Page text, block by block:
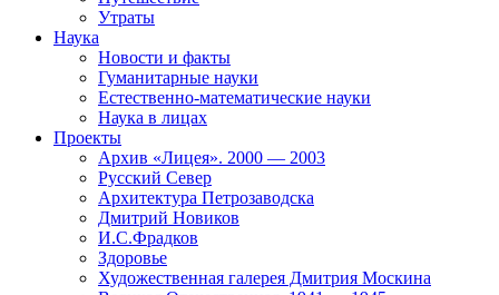
Утраты
Наука
Новости и факты
Гуманитарные науки
Естественно-математические науки
Наука в лицах
Проекты
Архив «Лицея». 2000 — 2003
Русский Север
Архитектура Петрозаводска
Дмитрий Новиков
И.С.Фрадков
Здоровье
Художественная галерея Дмитрия Москина